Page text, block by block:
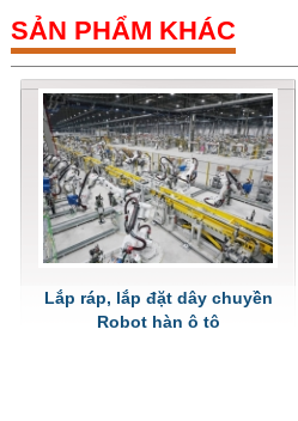
SẢN PHẨM KHÁC
Lắp ráp, lắp đặt dây chuyền
Robot hàn ô tô